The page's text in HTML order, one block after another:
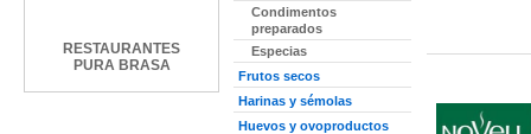
RESTAURANTES
PURA BRASA
Condimentos
preparados
Especias
Frutos secos
Harinas y sémolas
Huevos y ovoproductos